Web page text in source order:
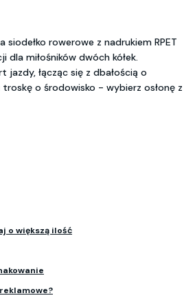
siodełko rowerowe z nadrukiem RPET
dla miłośników dwóch kółek.
jazdy, łącząc się z dbałością o
o środowisko - wybierz osłonę z
o większą ilość